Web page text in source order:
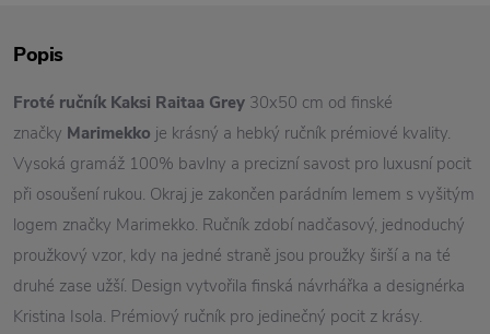
Popis
Froté ručník Kaksi Raitaa Grey 30x50 cm od finské
značky Marimekko je krásný a hebký ručník prémiové kvality.
Vysoká gramáž 100% bavlny a precizní savost pro luxusní pocit
při osoušení rukou. Okraj je zakončen parádním lemem s vyšitým
logem značky Marimekko. Ručník zdobí nadčasový, jednoduchý
proužkový vzor, kdy na jedné straně jsou proužky širší a na té
druhé zase užší. Design vytvořila finská návrhářka a designérka
Kristina Isola. Prémiový ručník pro jedinečný pocit z krásy.